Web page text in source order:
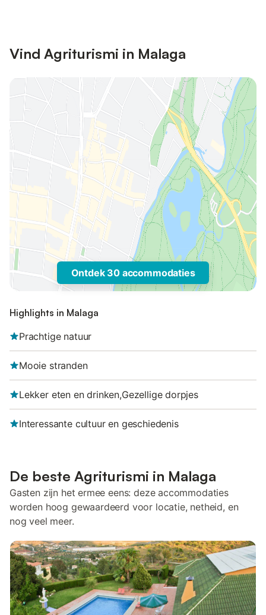
Vind Agriturismi in Malaga
Ontdek 30 accommodaties
Highlights in Malaga
Prachtige natuur
Mooie stranden
Lekker eten en drinken,Gezellige dorpjes
Interessante cultuur en geschiedenis
De beste Agriturismi in Malaga
Gasten zijn het ermee eens: deze accommodaties
worden hoog gewaardeerd voor locatie, netheid, en
nog veel meer.